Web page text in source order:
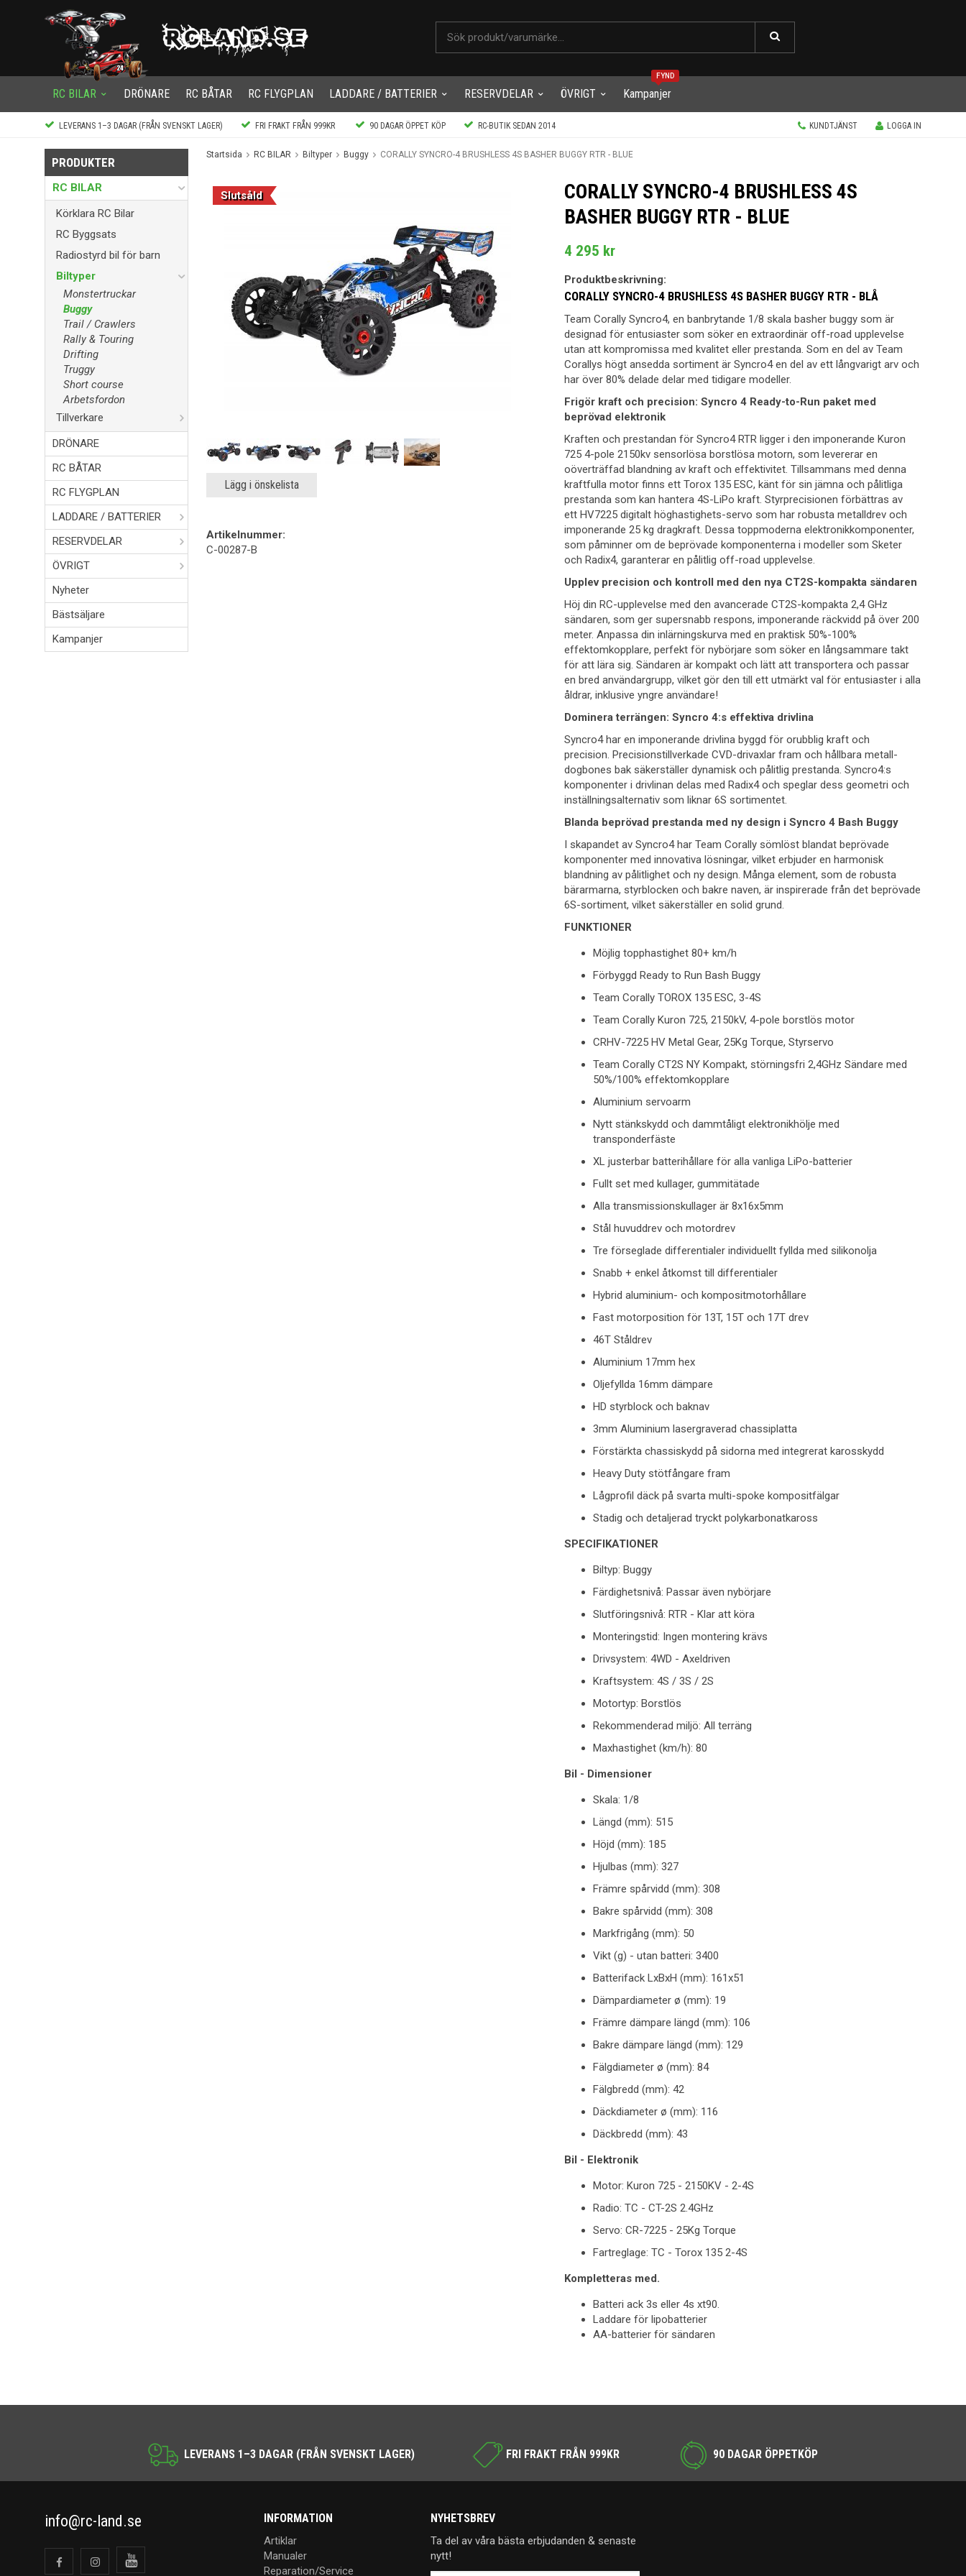
RC BILAR DRÖNARE RC BÅTAR RC FLYGPLAN LADDARE / BATTERIER RESERVDELAR ÖVRIGT
FYND
Kampanjer
LEVERANS 1–3 DAGAR (FRÅN SVENSKT LAGER) FRI FRAKT FRÅN 999KR 90 DAGAR ÖPPET KÖP RC-BUTIK SEDAN 2014 KUNDTJÄNST LOGGA IN
PRODUKTER
RC BILAR
Körklara RC Bilar
RC Byggsats
Radiostyrd bil för barn
Biltyper
Monstertruckar
Buggy
Trail / Crawlers
Rally & Touring
Drifting
Truggy
Short course
Arbetsfordon
Tillverkare
DRÖNARE
RC BÅTAR
RC FLYGPLAN
LADDARE / BATTERIER
RESERVDELAR
ÖVRIGT
Nyheter
Bästsäljare
Kampanjer
Startsida RC BILAR Biltyper Buggy CORALLY SYNCRO-4 BRUSHLESS 4S BASHER BUGGY RTR - BLUE
Slutsåld
CORALLY SYNCRO-4 BRUSHLESS 4S
BASHER BUGGY RTR - BLUE
4 295 kr
Produktbeskrivning:
CORALLY SYNCRO-4 BRUSHLESS 4S BASHER BUGGY RTR - BLÅ
Team Corally Syncro4, en banbrytande 1/8 skala basher buggy som är
designad för entusiaster som söker en extraordinär off-road upplevelse
utan att kompromissa med kvalitet eller prestanda. Som en del av Team
Corallys högt ansedda sortiment är Syncro4 en del av ett långvarigt arv och
har över 80% delade delar med tidigare modeller.
Frigör kraft och precision: Syncro 4 Ready-to-Run paket med
beprövad elektronik
Kraften och prestandan för Syncro4 RTR ligger i den imponerande Kuron
725 4-pole 2150kv sensorlösa borstlösa motorn, som levererar en
oöverträffad blandning av kraft och effektivitet. Tillsammans med denna
kraftfulla motor finns ett Torox 135 ESC, känt för sin jämna och pålitliga
prestanda som kan hantera 4S-LiPo kraft. Styrprecisionen förbättras av
ett HV7225 digitalt höghastighets-servo som har robusta metalldrev och
imponerande 25 kg dragkraft. Dessa toppmoderna elektronikkomponenter,
som påminner om de beprövade komponenterna i modeller som Sketer
och Radix4, garanterar en pålitlig off-road upplevelse.
Upplev precision och kontroll med den nya CT2S-kompakta sändaren
Höj din RC-upplevelse med den avancerade CT2S-kompakta 2,4 GHz
sändaren, som ger supersnabb respons, imponerande räckvidd på över 200
meter. Anpassa din inlärningskurva med en praktisk 50%-100%
effektomkopplare, perfekt för nybörjare som söker en långsammare takt
för att lära sig. Sändaren är kompakt och lätt att transportera och passar
en bred användargrupp, vilket gör den till ett utmärkt val för entusiaster i alla
åldrar, inklusive yngre användare!
Dominera terrängen: Syncro 4:s effektiva drivlina
Syncro4 har en imponerande drivlina byggd för orubblig kraft och
precision. Precisionstillverkade CVD-drivaxlar fram och hållbara metall-
dogbones bak säkerställer dynamisk och pålitlig prestanda. Syncro4:s
komponenter i drivlinan delas med Radix4 och speglar dess geometri och
inställningsalternativ som liknar 6S sortimentet.
Blanda beprövad prestanda med ny design i Syncro 4 Bash Buggy
I skapandet av Syncro4 har Team Corally sömlöst blandat beprövade
komponenter med innovativa lösningar, vilket erbjuder en harmonisk
blandning av pålitlighet och ny design. Många element, som de robusta
bärarmarna, styrblocken och bakre naven, är inspirerade från det beprövade
6S-sortiment, vilket säkerställer en solid grund.
FUNKTIONER
Möjlig topphastighet 80+ km/h
Förbyggd Ready to Run Bash Buggy
Team Corally TOROX 135 ESC, 3-4S
Team Corally Kuron 725, 2150kV, 4-pole borstlös motor
CRHV-7225 HV Metal Gear, 25Kg Torque, Styrservo
Team Corally CT2S NY Kompakt, störningsfri 2,4GHz Sändare med
50%/100% effektomkopplare
Aluminium servoarm
Nytt stänkskydd och dammtåligt elektronikhölje med
transponderfäste
XL justerbar batterihållare för alla vanliga LiPo-batterier
Fullt set med kullager, gummitätade
Alla transmissionskullager är 8x16x5mm
Stål huvuddrev och motordrev
Tre förseglade differentialer individuellt fyllda med silikonolja
Snabb + enkel åtkomst till differentialer
Hybrid aluminium- och kompositmotorhållare
Fast motorposition för 13T, 15T och 17T drev
46T Ståldrev
Aluminium 17mm hex
Oljefyllda 16mm dämpare
HD styrblock och baknav
3mm Aluminium lasergraverad chassiplatta
Förstärkta chassiskydd på sidorna med integrerat karosskydd
Heavy Duty stötfångare fram
Lågprofil däck på svarta multi-spoke kompositfälgar
Stadig och detaljerad tryckt polykarbonatkaross
SPECIFIKATIONER
Biltyp: Buggy
Färdighetsnivå: Passar även nybörjare
Slutföringsnivå: RTR - Klar att köra
Monteringstid: Ingen montering krävs
Drivsystem: 4WD - Axeldriven
Kraftsystem: 4S / 3S / 2S
Motortyp: Borstlös
Rekommenderad miljö: All terräng
Maxhastighet (km/h): 80
Bil - Dimensioner
Skala: 1/8
Längd (mm): 515
Höjd (mm): 185
Hjulbas (mm): 327
Främre spårvidd (mm): 308
Bakre spårvidd (mm): 308
Markfrigång (mm): 50
Vikt (g) - utan batteri: 3400
Batterifack LxBxH (mm): 161x51
Dämpardiameter ø (mm): 19
Främre dämpare längd (mm): 106
Bakre dämpare längd (mm): 129
Fälgdiameter ø (mm): 84
Fälgbredd (mm): 42
Däckdiameter ø (mm): 116
Däckbredd (mm): 43
Bil - Elektronik
Motor: Kuron 725 - 2150KV - 2-4S
Radio: TC - CT-2S 2.4GHz
Servo: CR-7225 - 25Kg Torque
Fartreglage: TC - Torox 135 2-4S
Kompletteras med.
Batteri ack 3s eller 4s xt90.
Laddare för lipobatterier
AA-batterier för sändaren
Lägg i önskelista
Artikelnummer:
C-00287-B
LEVERANS 1–3 DAGAR (FRÅN SVENSKT LAGER) FRI FRAKT FRÅN 999KR 90 DAGAR ÖPPETKÖP
info@rc-land.se INFORMATION
Artiklar
Manualer
Reparation/Service
NYHETSBREV
Ta del av våra bästa erbjudanden & senaste
nytt!